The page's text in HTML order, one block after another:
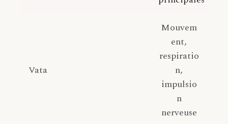
Vata
Mouvem
ent,
respiratio
n,
impulsio
n
nerveuse